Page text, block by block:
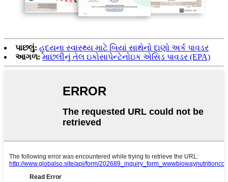
પાછલું: હૃદયના સ્વાસ્થ્ય માટે બિયાં સાથેનો દાણો અર્ક પાવડર
આગળ: માછલીનું તેલ ઇકોસાપેન્ટેનોઇક એસિડ પાવડર (EPA)